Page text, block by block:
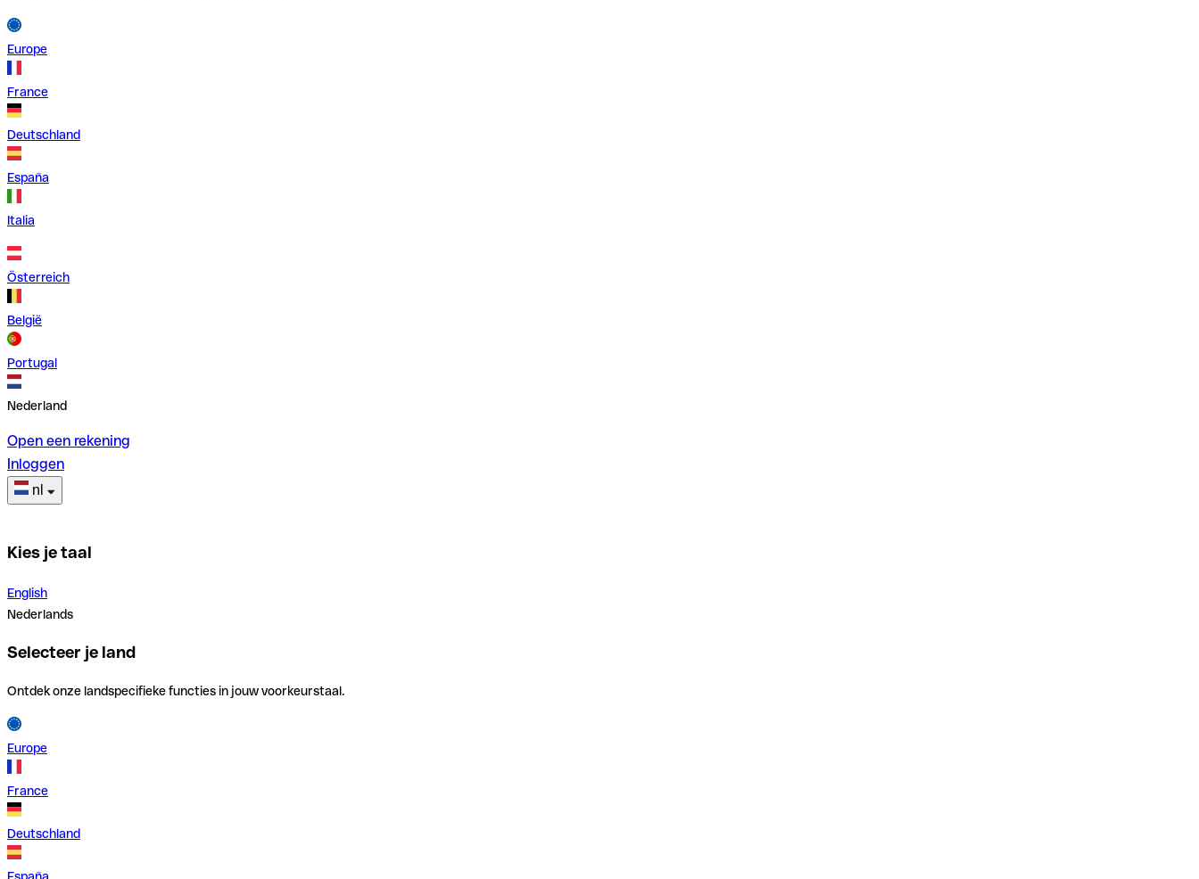
Europe
France
Deutschland
España
Italia
Österreich
België
Portugal
Nederland
Open een rekening
Inloggen
nl
Kies je taal
English
Nederlands
Selecteer je land
Ontdek onze landspecifieke functies in jouw voorkeurstaal.
Europe
France
Deutschland